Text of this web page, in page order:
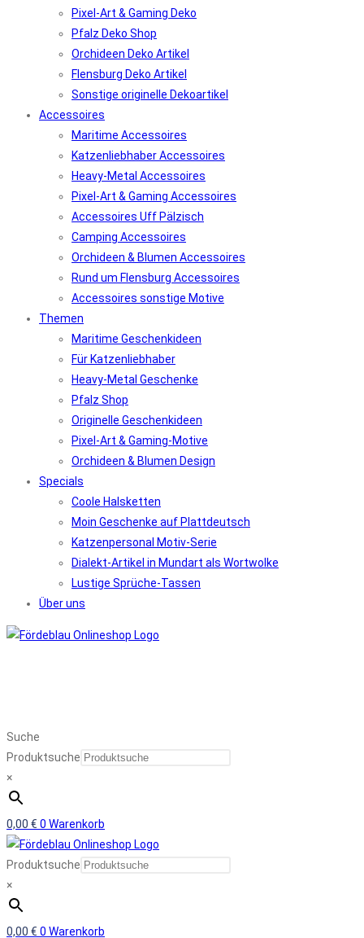
Pixel-Art & Gaming Deko
Pfalz Deko Shop
Orchideen Deko Artikel
Flensburg Deko Artikel
Sonstige originelle Dekoartikel
Accessoires
Maritime Accessoires
Katzenliebhaber Accessoires
Heavy-Metal Accessoires
Pixel-Art & Gaming Accessoires
Accessoires Uff Pälzisch
Camping Accessoires
Orchideen & Blumen Accessoires
Rund um Flensburg Accessoires
Accessoires sonstige Motive
Themen
Maritime Geschenkideen
Für Katzenliebhaber
Heavy-Metal Geschenke
Pfalz Shop
Originelle Geschenkideen
Pixel-Art & Gaming-Motive
Orchideen & Blumen Design
Specials
Coole Halsketten
Moin Geschenke auf Plattdeutsch
Katzenpersonal Motiv-Serie
Dialekt-Artikel in Mundart als Wortwolke
Lustige Sprüche-Tassen
Über uns
Suche
Produktsuche
×
0,00 € 0 Warenkorb
Produktsuche
×
0,00 € 0 Warenkorb